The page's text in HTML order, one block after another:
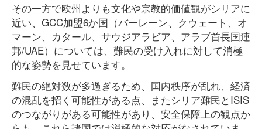
その一方で欧州よりも文化や宗教的価値観がシリアに
近い、GCC加盟6か国（バーレーン、クウェート、オ
マーン、カタール、サウジアラビア、アラブ首長国連
邦/UAE）については、難民の受け入れに対して消極
的な姿勢を見せています。
難民の絶対数が多過ぎるため、国内秩序が乱れ、経済
の混乱を招く可能性がある点、またシリア難民とISIS
のつながりがある可能性があり、安全保障上の観点か